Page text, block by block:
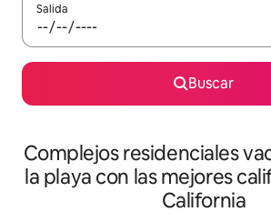
Salida
Buscar
Complejos residenciales
la playa con las mejores
California